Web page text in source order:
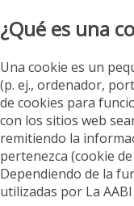
¿Qué es una
Una cookie es un
(p. ej., ordenador,
de cookies para
con los sitios web
remitiendo la
pertenezca (cookie
Dependiendo de la
utilizadas por La